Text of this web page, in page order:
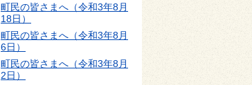
町民の皆さまへ（令和3年8月
18日）
町民の皆さまへ（令和3年8月
6日）
町民の皆さまへ（令和3年8月
2日）